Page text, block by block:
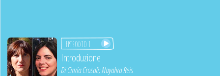
Episodio 1
Introduzione
DiCinzia Crosali;Nayahra Reis